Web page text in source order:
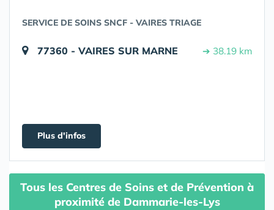
SERVICE DE SOINS SNCF - VAIRES TRIAGE
77360 - VAIRES SUR MARNE ➔ 38.19 km
Plus d'infos
Tous les Centres de Soins et de Prévention à
proximité de Dammarie-les-Lys